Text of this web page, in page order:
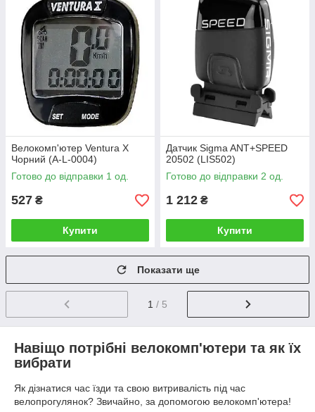
Велокомп'ютер Ventura X
Чорний (A-L-0004)
Готово до відправки 1 од.
527 ₴
Купити
Датчик Sigma ANT+SPEED
20502 (LIS502)
Готово до відправки 2 од.
1 212 ₴
Купити
Показати ще
1 / 5
Навіщо потрібні велокомп'ютери та як їх
вибрати
Як дізнатися час їзди та свою витривалість під час
велопрогулянок? Звичайно, за допомогою велокомп'ютера!